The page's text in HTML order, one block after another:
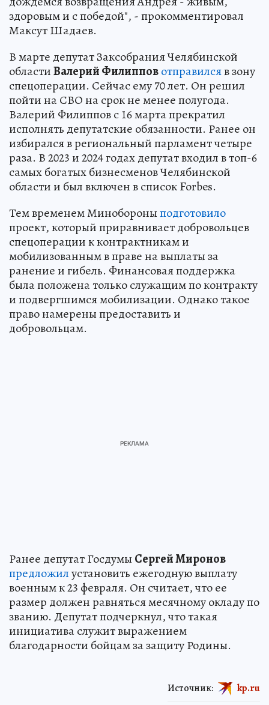
здоровым и с победой", - прокомментировал
Максут Шадаев.
В марте депутат Заксобрания Челябинской
областиВалерий Филипповотправилсяв зону
спецоперации. Сейчас ему 70 лет. Он решил
пойти на СВО на срок не менее полугода.
Валерий Филиппов с 16 марта прекратил
исполнять депутатские обязанности. Ранее он
избирался в региональный парламент четыре
раза. В 2023 и 2024 годах депутат входил в топ-6
самых богатых бизнесменов Челябинской
области и был включен в список Forbes.
Тем временем Минобороныподготовило
проект, который приравнивает добровольцев
спецоперации к контрактникам и
мобилизованным в праве на выплаты за
ранение и гибель. Финансовая поддержка
была положена только служащим по контракту
и подвергшимся мобилизации. Однако такое
право намерены предоставить и
добровольцам.
Ранее депутат Госдумы Сергей Миронов
предложилустановить ежегодную выплату
военным к 23 февраля. Он считает, что ее
размер должен равняться месячному окладу по
званию. Депутат подчеркнул, что такая
инициатива служит выражением
благодарности бойцам за защиту Родины.
Источник: kp.ru